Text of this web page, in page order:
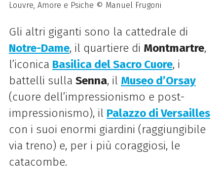
Louvre, Amore e Psiche © Manuel Frugoni
Gli altri giganti sono la cattedrale di
Notre-Dame, il quartiere di Montmartre,
l’iconica Basilica del Sacro Cuore, i
battelli sulla Senna, il Museo d’Orsay
(cuore dell’impressionismo e post-
impressionismo), il Palazzo di Versailles
con i suoi enormi giardini (raggiungibile
via treno) e, per i più coraggiosi, le
catacombe.